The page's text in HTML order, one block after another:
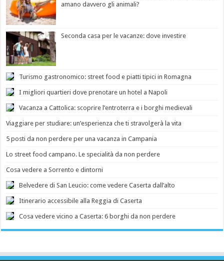
amano davvero gli animali?
Seconda casa per le vacanze: dove investire
Turismo gastronomico: street food e piatti tipici in Romagna
I migliori quartieri dove prenotare un hotel a Napoli
Vacanza a Cattolica: scoprire l’entroterra e i borghi medievali
Viaggiare per studiare: un’esperienza che ti stravolgerà la vita
5 posti da non perdere per una vacanza in Campania
Lo street food campano. Le specialità da non perdere
Cosa vedere a Sorrento e dintorni
Belvedere di San Leucio: come vedere Caserta dall’alto
Itinerario accessibile alla Reggia di Caserta
Cosa vedere vicino a Caserta: 6 borghi da non perdere